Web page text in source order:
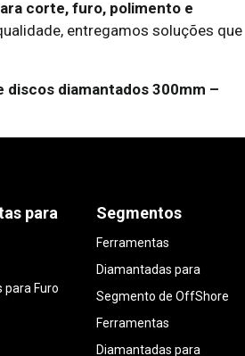
corte, furo, polimento e
entregamos soluções que
diamantados 300mm –
para
para Furo
Segmentos
Ferramentas
Diamantadas para
Segmento de OffShore
Ferramentas
Diamantadas para